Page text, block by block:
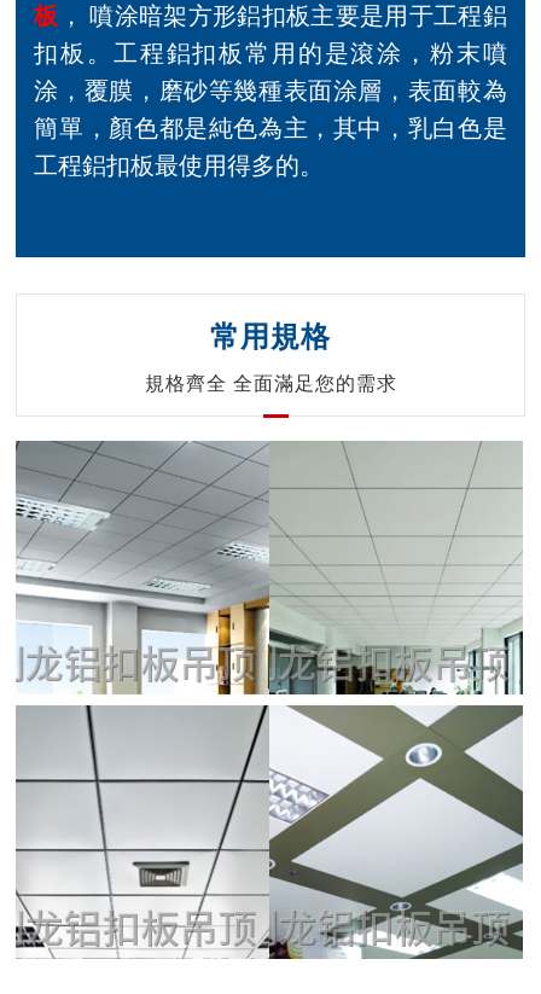
板 ， 噴涂暗架方形鋁扣板主要是用于工程鋁
扣板。工程鋁扣板常用的是滾涂，粉末噴
涂，覆膜，磨砂等幾種表面涂層，表面較為
簡單，顏色都是純色為主，其中，乳白色是
工程鋁扣板最使用得多的。
常用規格
規格齊全 全面滿足您的需求